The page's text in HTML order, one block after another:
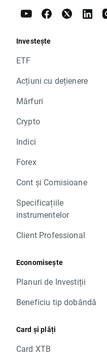
Investește
ETF
Acțiuni cu dețienere
Mărfuri
Crypto
Indici
Forex
Cont și Comisioane
Specificațiile
instrumentelor
Client Professional
Economisește
Planuri de Investiții
Beneficiu tip dobândă
Card și plăți
Card XTB